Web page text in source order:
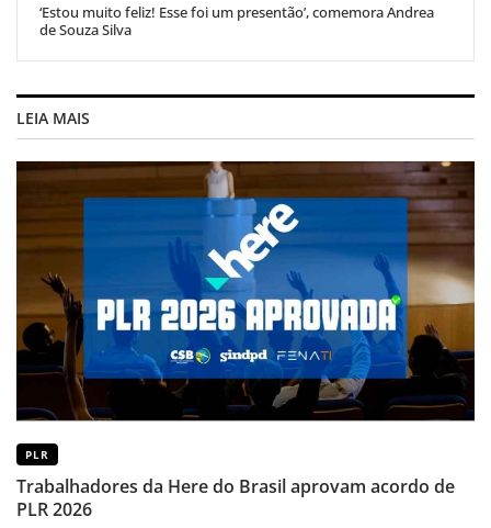
‘Estou muito feliz! Esse foi um presentão’, comemora Andrea
de Souza Silva
LEIA MAIS
PLR
Trabalhadores da Here do Brasil aprovam acordo de
PLR 2026